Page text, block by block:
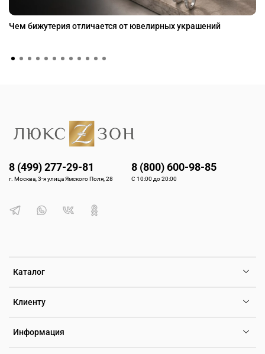
Чем бижутерия отличается от ювелирных украшений
Каталог
Клиенту
Информация
8 (499) 277-29-81
г. Москва, 3-я улица Ямского Поля, 28
8 (800) 600-98-85
С 10:00 до 20:00